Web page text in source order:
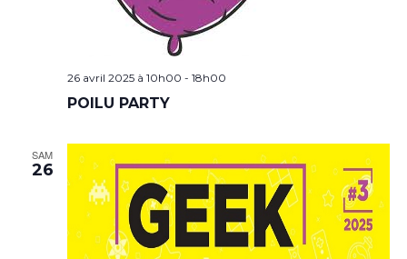
26 avril 2025 à 10h00 - 18h00
POILU PARTY
SAM
26